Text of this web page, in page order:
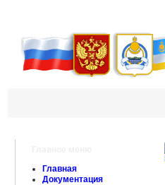
Главная
Документация